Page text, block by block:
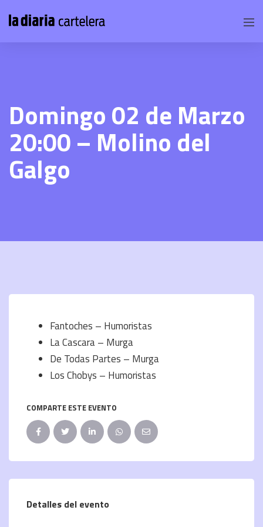
Domingo 02 de Marzo
20:00 – Molino del
Galgo
Fantoches – Humoristas
La Cascara – Murga
De Todas Partes – Murga
Los Chobys – Humoristas
COMPARTE ESTE EVENTO
Detalles del evento